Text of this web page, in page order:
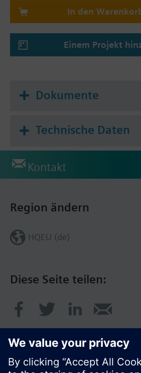
In den
Einem Projekt
Dokumente
Technische Daten
Kontakt
Diese Seite teilen:
Region ändern
HQEU (de)